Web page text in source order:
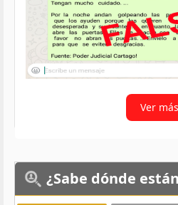
Ver más
¿Sabe dónde